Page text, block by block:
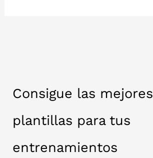
la
de
Consigue las mejores
plantillas para tus
entrenamientos